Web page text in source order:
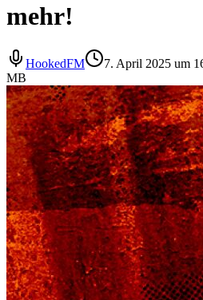
mehr!
HookedFM 7. April 2025 um
MB